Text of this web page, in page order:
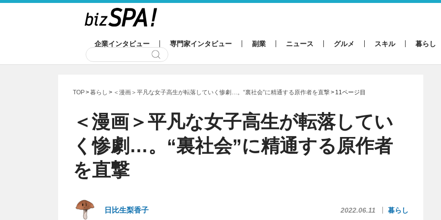
企業インタビュー 専門家インタビュー 副業 ニュース グルメ スキル 暮らし
TOP 暮らし ＜漫画＞平凡な女子高生が転落していく惨劇…。“裏社会”に精通する原作者を直撃 11ページ目
＜漫画＞平凡な女子高生が転落してい
く惨劇…。“裏社会”に精通する原作者
を直撃
日比生梨香子 2022.06.11 暮らし